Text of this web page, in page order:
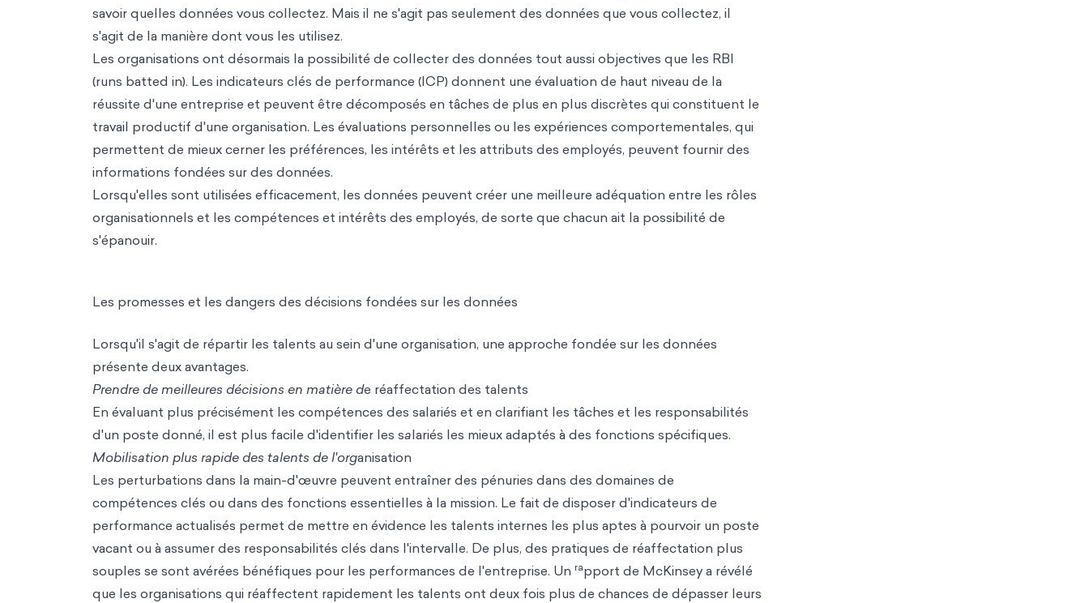
savoir quelles données vous collectez. Mais il ne s'agit pas seulement des données que vous collectez, il
s'agit de la manière dont vous les utilisez.
Les organisations ont désormais la possibilité de collecter des données tout aussi objectives que les RBI
(runs batted in). Les indicateurs clés de performance (ICP) donnent une évaluation de haut niveau de la
réussite d'une entreprise et peuvent être décomposés en tâches de plus en plus discrètes qui constituent le
travail productif d'une organisation. Les évaluations personnelles ou les expériences comportementales, qui
permettent de mieux cerner les préférences, les intérêts et les attributs des employés, peuvent fournir des
informations fondées sur des données.
Lorsqu'elles sont utilisées efficacement, les données peuvent créer une meilleure adéquation entre les rôles
organisationnels et les compétences et intérêts des employés, de sorte que chacun ait la possibilité de
s'épanouir.
Les promesses et les dangers des décisions fondées sur les données
Lorsqu'il s'agit de répartir les talents au sein d'une organisation, une approche fondée sur les données
présente deux avantages.
Prendre de meilleures décisions en matière de réaffectation des talents
En évaluant plus précisément les compétences des salariés et en clarifiant les tâches et les responsabilités
d'un poste donné, il est plus facile d'identifier les salariés les mieux adaptés à des fonctions spécifiques.
Mobilisation plus rapide des talents de l'organisation
Les perturbations dans la main-d'œuvre peuvent entraîner des pénuries dans des domaines de
compétences clés ou dans des fonctions essentielles à la mission. Le fait de disposer d'indicateurs de
performance actualisés permet de mettre en évidence les talents internes les plus aptes à pourvoir un poste
vacant ou à assumer des responsabilités clés dans l'intervalle. De plus, des pratiques de réaffectation plus
souples se sont avérées bénéfiques pour les performances de l'entreprise. Un rapport de McKinsey a révélé
que les organisations qui réaffectent rapidement les talents ont deux fois plus de chances de dépasser leurs